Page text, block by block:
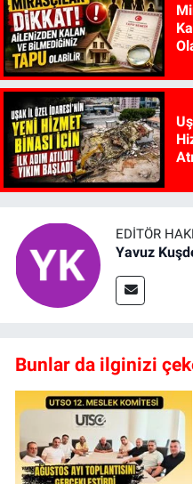
EDITÖR
Yavuz
Bunlar da ilginizi